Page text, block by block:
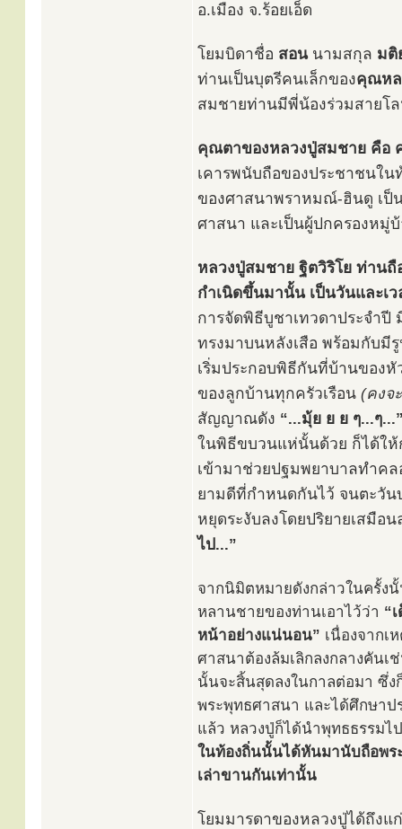
อ.เมือง จ.ร้อยเอ็ด
โยมบิดาชื่อ สอนนามสกุล มติ
ท่านเป็นบุตรีคนเล็กของคุณหล
สมชายท่านมีพี่น้องร่วมสายโ
คุณตาของหลวงปู่สมชาย คือ
เคารพนับถือของประชาชนใ
ของศาสนาพราหมณ์-ฮินดู เป็
ศาสนา และเป็นผู้ปกครองหมู่
หลวงปู่สมชาย ฐิตวิริโย ท่าน
กำเนิดขึ้นมานั้น เป็นวันและเ
การจัดพิธีบูชาเทวดาประจำ
ทรงมาบนหลังเสือ พร้อมกับมี
เริ่มประกอบพิธีกันที่บ้านของ
ของลูกบ้านทุกครัวเรือน (คงจ
สัญญาณดัง “...มุ้ย ย ย ๆ...ๆ
ในพิธีขบวนแห่นั้นด้วย ก็ได้ให้
เข้ามาช่วยปฐมพยาบาลทำคล
ยามดีที่กำหนดกันไว้ จนตะวัน
หยุดระงับลงโดยปริยายเสมือ
ไป...”
จากนิมิตหมายดังกล่าวในครั้ง
หลานชายของท่านเอาไว้ว่า “
หน้าอย่างแน่นอน” เนื่องจากเ
ศาสนาต้องล้มเลิกลงกลางคัน
นั้นจะสิ้นสุดลงในกาลต่อมา ซึ่ง
พระพุทธศาสนา และได้ศึกษา
แล้ว หลวงปู่ก็ได้นำพุทธธรรม
ในท้องถิ่นนั้นได้หันมานับถือพร
เล่าขานกันเท่านั้น
โยมมารดาของหลวงปู่ได้ถึงแ